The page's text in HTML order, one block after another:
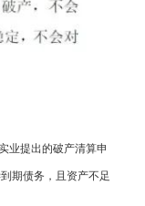
业提出的破产清算申
期债务，且资产不足